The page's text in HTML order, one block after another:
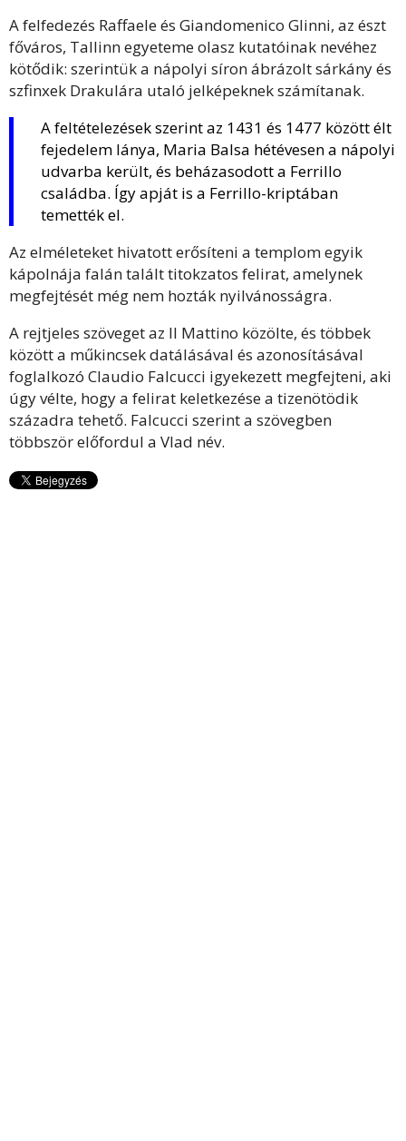
A felfedezés Raffaele és Giandomenico Glinni, az észt
főváros, Tallinn egyeteme olasz kutatóinak nevéhez
kötődik: szerintük a nápolyi síron ábrázolt sárkány és
szfinxek Drakulára utaló jelképeknek számítanak.
A feltételezések szerint az 1431 és 1477 között élt
fejedelem lánya, Maria Balsa hétévesen a nápolyi
udvarba került, és beházasodott a Ferrillo
családba. Így apját is a Ferrillo-kriptában
temették el.
Az elméleteket hivatott erősíteni a templom egyik
kápolnája falán talált titokzatos felirat, amelynek
megfejtését még nem hozták nyilvánosságra.
A rejtjeles szöveget az Il Mattino közölte, és többek
között a műkincsek datálásával és azonosításával
foglalkozó Claudio Falcucci igyekezett megfejteni, aki
úgy vélte, hogy a felirat keletkezése a tizenötödik
századra tehető. Falcucci szerint a szövegben
többször előfordul a Vlad név.